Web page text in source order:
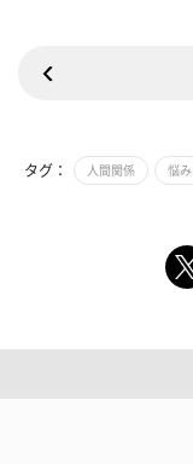
タグ： 人間関係 悩み